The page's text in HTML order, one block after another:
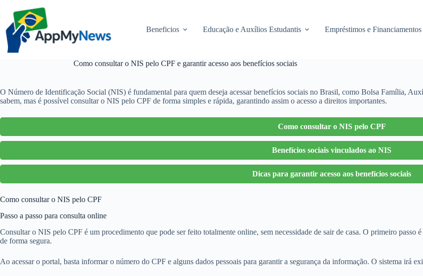
conteúdo
Beneficios Educação e Auxílios Estudantis Empréstimos e Financiamentos
Como consultar o NIS pelo CPF e garantir acesso aos benefícios sociais
O Número de Identificação Social (NIS) é fundamental para quem deseja acessar benefícios sociais no Brasil, como Bolsa Família,
sabem, mas é possível consultar o NIS pelo CPF de forma simples e rápida, garantindo assim o acesso a direitos importantes.
Como consultar o NIS pelo CPF
Benefícios sociais vinculados ao NIS
Dicas para garantir acesso aos benefícios sociais
Como consultar o NIS pelo CPF
Passo a passo para consulta online
Consultar o NIS pelo CPF é um procedimento que pode ser feito totalmente online, sem necessidade de sair de casa. O primeiro passo
de forma segura.
Ao acessar o portal, basta informar o número do CPF e alguns dados pessoais para garantir a segurança da informação. O sistema irá